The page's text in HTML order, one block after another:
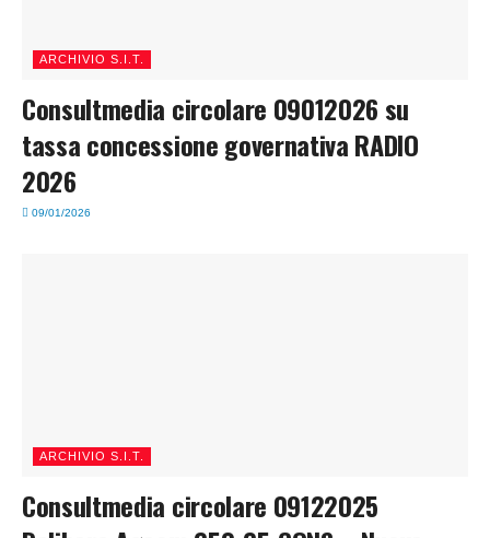
ARCHIVIO S.I.T.
Consultmedia circolare 09012026 su
tassa concessione governativa RADIO
2026
09/01/2026
ARCHIVIO S.I.T.
Consultmedia circolare 09122025